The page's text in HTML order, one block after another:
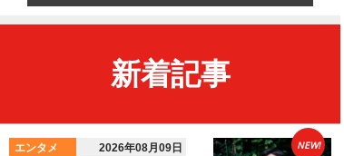
新着記事
エンタメ 2026年08月09日 NEW!